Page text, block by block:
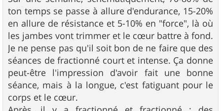
ton temps se passe à allure d'endurance, 15-20%
en allure de résistance et 5-10% en "force", là où
les jambes vont trimmer et le cœur battre à fond.
Je ne pense pas qu'il soit bon de ne faire que des
séances de fractionné court et intense. Ça donne
peut-être l'impression d'avoir fait une bonne
séance, mais à la longue, c'est fatiguant pour le
corps et le cœur.